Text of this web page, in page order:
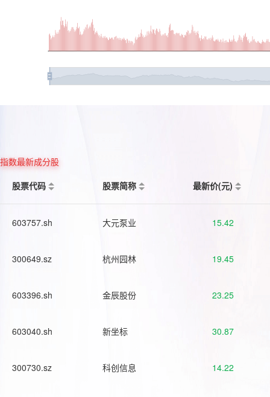
指数最新成分股
股票代码
股票简称 最新价(元)
603757.sh 大元泵业 15.42
300649.sz 杭州园林 19.45
603396.sh 金辰股份 23.25
603040.sh 新坐标 30.87
300730.sz 科创信息 14.22